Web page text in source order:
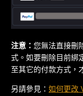
注意：您無法直接刪
式。如要刪除目前綁
至其它的付款方式，
另請參見：如何更改